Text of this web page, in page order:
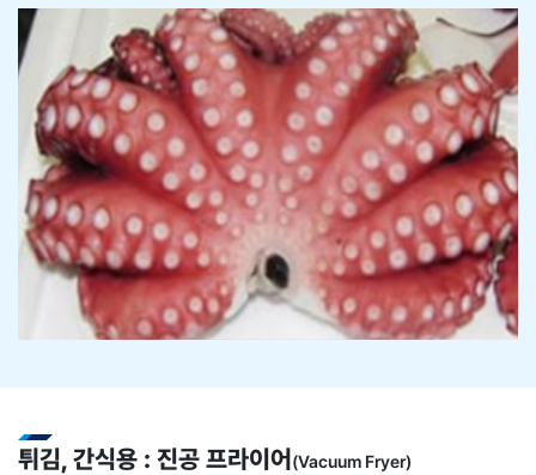
튀김, 간식용 : 진공 프라이어​(Vacuum Fryer)